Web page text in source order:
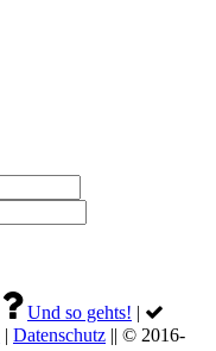
Und so gehts! |
| Datenschutz || © 2016-